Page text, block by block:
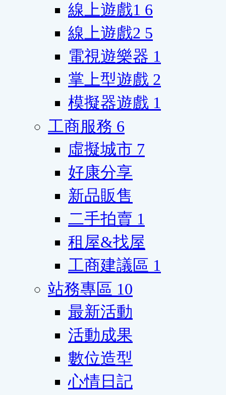
線上遊戲1 6
線上遊戲2 5
電視遊樂器 1
掌上型遊戲 2
模擬器遊戲 1
工商服務 6
虛擬城市 7
好康分享
新品販售
二手拍賣 1
租屋&找屋
工商建議區 1
站務專區 10
最新活動
活動成果
數位造型
心情日記